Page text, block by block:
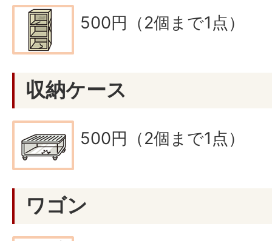
500円（2個まで1点）
収納ケース
500円（2個まで1点）
ワゴン